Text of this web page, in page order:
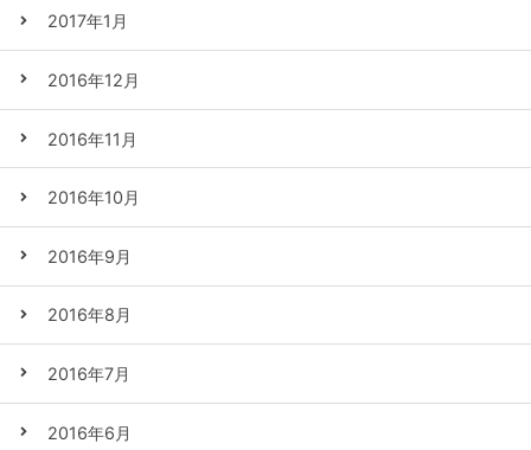
2017年1月
2016年12月
2016年11月
2016年10月
2016年9月
2016年8月
2016年7月
2016年6月